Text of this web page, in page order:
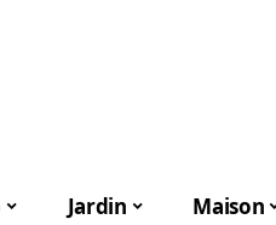
Jardin Maison